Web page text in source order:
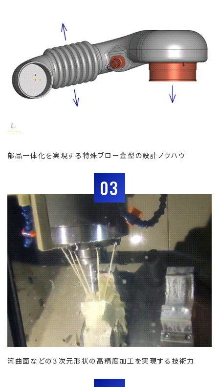
部品一体化を実現する特殊ブロー金型の設計ノウハウ
03
湾曲面などの３次元形状の高精度加工を実現する技術力